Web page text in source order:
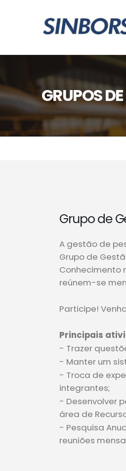
GRUPOS
Grupo de
A gestão de
Grupo de
Conhecimento
reúnem-se
Participe!
Principais
- Trazer
- Manter um
- Troca de
integrantes;
- Desenvolver
área de
- Pesquisa
reuniões